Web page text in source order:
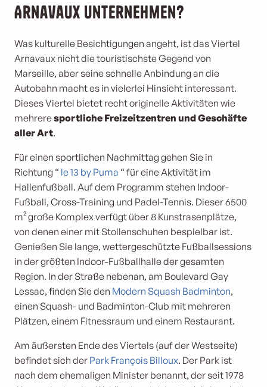
Arnavaux unternehmen?
Was kulturelle Besichtigungen angeht, ist das Viertel
Arnavaux nicht die touristischste Gegend von
Marseille, aber seine schnelle Anbindung an die
Autobahn macht es in vielerlei Hinsicht interessant.
Dieses Viertel bietet recht originelle Aktivitäten wie
mehreresportliche Freizeitzentren und Geschäfte
aller Art.
Für einen sportlichen Nachmittag gehen Sie in
Richtung “ le 13 by Puma “ für eine Aktivität im
Hallenfußball. Auf dem Programm stehen Indoor-
Fußball, Cross-Training und Padel-Tennis. Dieser 6500
m² große Komplex verfügt über 8 Kunstrasenplätze,
von denen einer mit Stollenschuhen bespielbar ist.
Genießen Sie lange, wettergeschützte Fußballsessions
in der größten Indoor-Fußballhalle der gesamten
Region. In der Straße nebenan, am Boulevard Gay
Lessac, finden Sie den Modern Squash Badminton,
einen Squash- und Badminton-Club mit mehreren
Plätzen, einem Fitnessraum und einem Restaurant.
Am äußersten Ende des Viertels (auf der Westseite)
befindet sich der Park François Billoux. Der Park ist
nach dem ehemaligen Minister benannt, der seit 1978